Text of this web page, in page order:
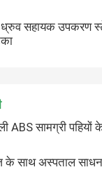
ध्रुव सहायक उपकरण
ABS सामग्री पहियों
के साथ अस्पताल साधन